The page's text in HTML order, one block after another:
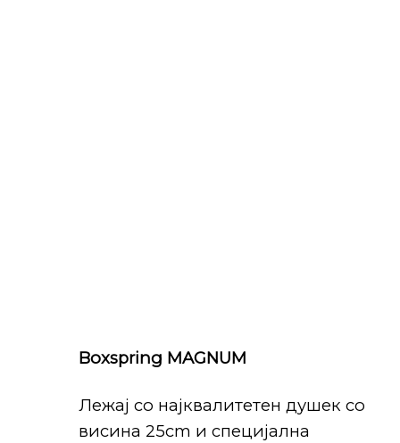
Boxspring MAGNUM
Лежај со најквалитетен душек со
висина 25cm и специјална